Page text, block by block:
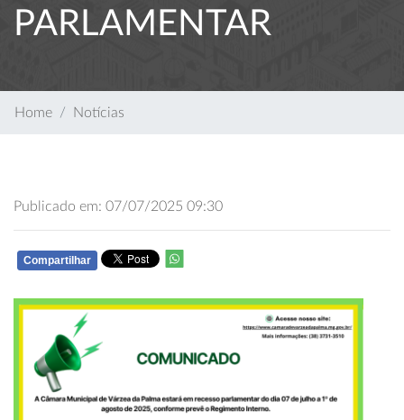
PARLAMENTAR
Home Notícias
Publicado em: 07/07/2025 09:30
Compartilhar